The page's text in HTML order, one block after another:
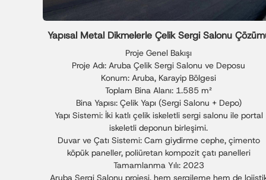
Yapısal Metal Dikmelerle Çelik Sergi Salonu
Proje Genel Bakışı
Proje Adı: Aruba Çelik Sergi Salonu ve Deposu
Konum: Aruba, Karayip Bölgesi
Toplam Bina Alanı: 1.585 m²
Bina Yapısı: Çelik Yapı (Sergi Salonu + Depo)
Yapı Sistemi: İki katlı çelik iskeletli sergi salonu ile portal
iskeletli deponun birleşimi.
Duvar ve Çatı Sistemi: Cam giydirme cephe, çimento
köpük paneller, poliüretan kompozit çatı panelleri
Tamamlanma Yılı: 2023
Aruba Sergi Salonu projesi, hem sergileme hem de